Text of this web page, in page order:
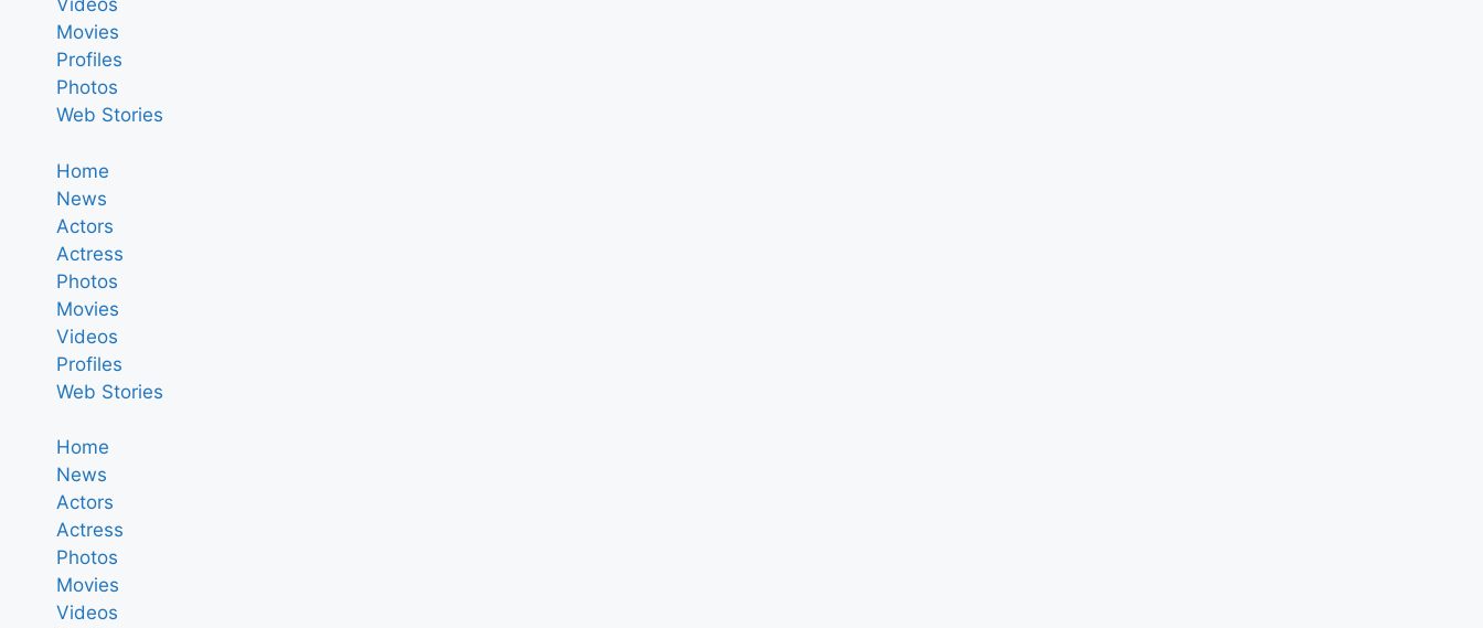
Videos
Movies
Profiles
Photos
Web Stories
Home
News
Actors
Actress
Photos
Movies
Videos
Profiles
Web Stories
Home
News
Actors
Actress
Photos
Movies
Videos